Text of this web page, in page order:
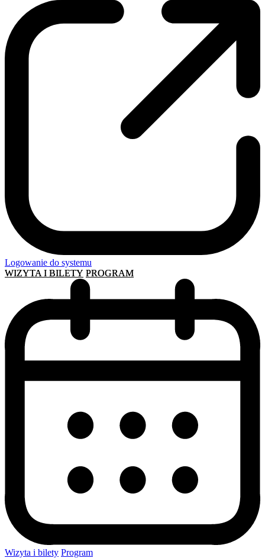
Logowanie do systemu
WIZYTA I BILETY PROGRAM
Wizyta i bilety Program